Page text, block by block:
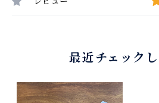
最近チェック